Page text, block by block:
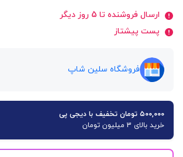
ارسال فروشنده تا 5 روز دیگر
پست پیشتاز
فروشگاه سلین شاپ
۵۰۰,۰۰۰ تومان تخفیف با دیجی پی
خرید بالای 3 میلیون تومان